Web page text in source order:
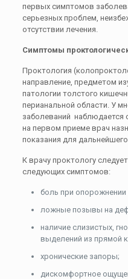
первых симптомов
серьезных проблем,
отсутствии лечения.
Симптомы
Проктология
направление, предметом
патологии толстого
перианальной области. У
заболеваний наблюдается
на первом приеме врач
показания для
К врачу проктологу
следующих симптомов:
боль при опорожнении
ложные позывы на
наличие слизистых,
выделений из прямой
хронические запоры;
дискомфортное